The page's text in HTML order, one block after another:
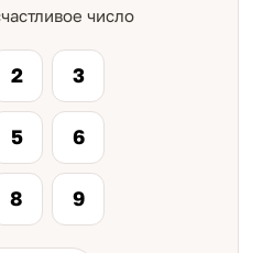
число
2 3
5 6
8 9